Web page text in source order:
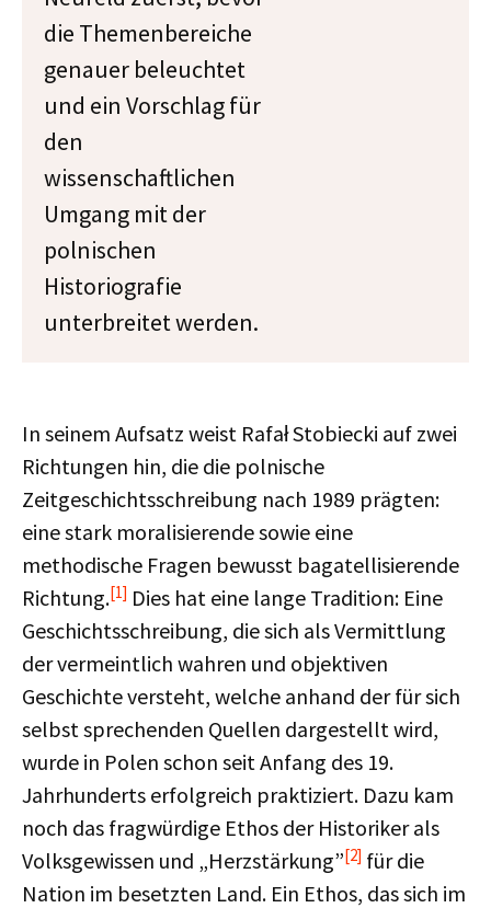
die Themenbereiche
genauer beleuchtet
und ein Vorschlag für
den
wissenschaftlichen
Umgang mit der
polnischen
Historiografie
unterbreitet werden.
In seinem Aufsatz weist Rafał Stobiecki auf zwei
Richtungen hin, die die polnische
Zeitgeschichtsschreibung nach 1989 prägten:
eine stark moralisierende sowie eine
methodische Fragen bewusst bagatellisierende
Richtung.[1] Dies hat eine lange Tradition: Eine
Geschichtsschreibung, die sich als Vermittlung
der vermeintlich wahren und objektiven
Geschichte versteht, welche anhand der für sich
selbst sprechenden Quellen dargestellt wird,
wurde in Polen schon seit Anfang des 19.
Jahrhunderts erfolgreich praktiziert. Dazu kam
noch das fragwürdige Ethos der Historiker als
Volksgewissen und „Herzstärkung”[2] für die
Nation im besetzten Land. Ein Ethos, das sich im